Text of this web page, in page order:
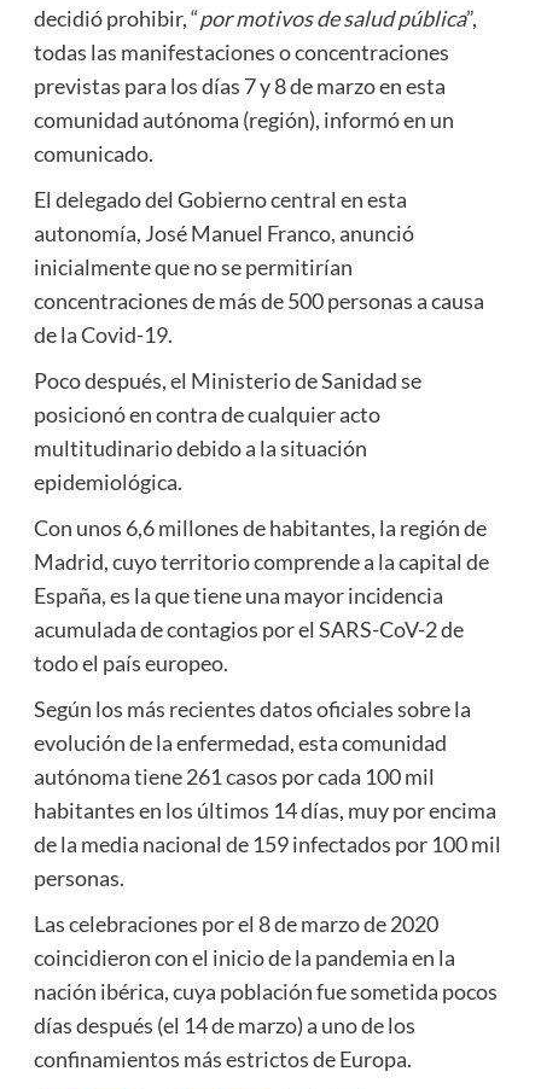
decidió prohibir, “por motivos de salud pública”,
todas las manifestaciones o concentraciones
previstas para los días 7 y 8 de marzo en esta
comunidad autónoma (región), informó en un
comunicado.
El delegado del Gobierno central en esta
autonomía, José Manuel Franco, anunció
inicialmente que no se permitirían
concentraciones de más de 500 personas a causa
de la Covid-19.
Poco después, el Ministerio de Sanidad se
posicionó en contra de cualquier acto
multitudinario debido a la situación
epidemiológica.
Con unos 6,6 millones de habitantes, la región de
Madrid, cuyo territorio comprende a la capital de
España, es la que tiene una mayor incidencia
acumulada de contagios por el SARS-CoV-2 de
todo el país europeo.
Según los más recientes datos oficiales sobre la
evolución de la enfermedad, esta comunidad
autónoma tiene 261 casos por cada 100 mil
habitantes en los últimos 14 días, muy por encima
de la media nacional de 159 infectados por 100 mil
personas.
Las celebraciones por el 8 de marzo de 2020
coincidieron con el inicio de la pandemia en la
nación ibérica, cuya población fue sometida pocos
días después (el 14 de marzo) a uno de los
confinamientos más estrictos de Europa.